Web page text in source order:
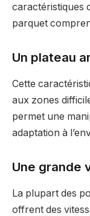
caractéristiques
parquet
Un plateau
Cette
aux zones
permet une
adaptation à
Une grande
La plupart des
offrent des